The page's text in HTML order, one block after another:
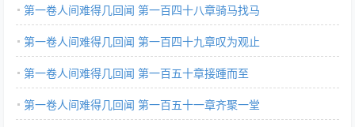
第一卷人间难得几回闻 第一百四十八章骑马找马
第一卷人间难得几回闻 第一百四十九章叹为观止
第一卷人间难得几回闻 第一百五十章接踵而至
第一卷人间难得几回闻 第一百五十一章齐聚一堂